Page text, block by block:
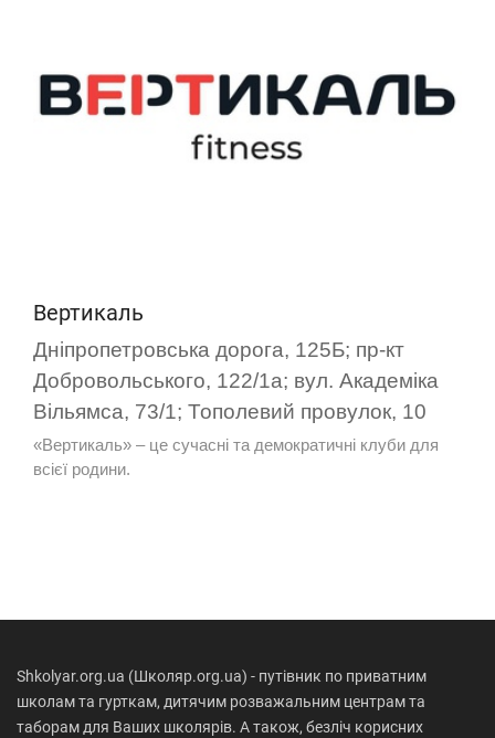
Вертикаль
Дніпропетровська дорога, 125Б; пр-кт
Добровольського, 122/1а; вул. Академіка
Вільямса, 73/1; Тополевий провулок, 10
«Вертикаль» – це сучасні та демократичні клуби для
всієї родини.
Shkolyar.org.ua (Школяр.org.ua) - путівник по приватним
школам та гурткам, дитячим розважальним центрам та
таборам для Ваших школярів. А також, безліч корисних